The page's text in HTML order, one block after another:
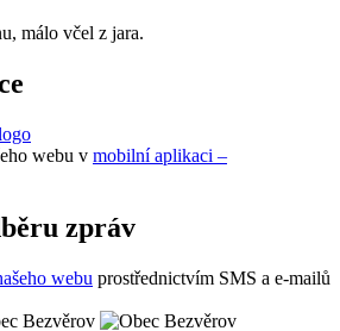
málo včel z jara.
webu v mobilní aplikaci –
zpráv
webu prostřednictvím SMS a e-mailů